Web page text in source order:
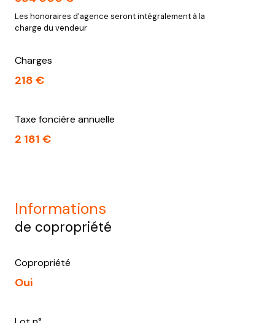
Les honoraires d'agence seront intégralement à la
charge du vendeur
Charges
218 €
Taxe foncière annuelle
2 181 €
informations
de copropriété
Copropriété
Oui